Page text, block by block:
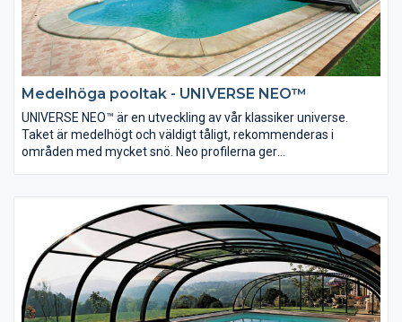
Medelhöga pooltak - UNIVERSE NEO™
UNIVERSE NEO™ är en utveckling av vår klassiker universe.
Taket är medelhögt och väldigt tåligt, rekommenderas i
områden med mycket snö. Neo profilerna ger
Pooltaket är försett med Air Fresh™ gavelluckor för ventilation.